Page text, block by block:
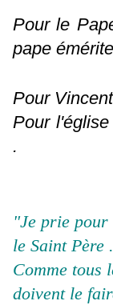
Pour le
pape émérite
Pour
Pour
.
"Je prie pour
le Saint Père .
Comme tous
doivent le